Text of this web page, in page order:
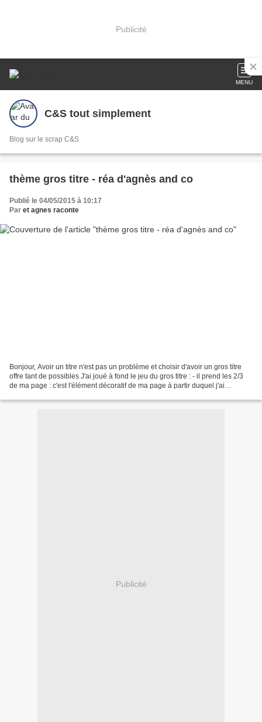
Publicité
MENU
C&S tout simplement
Blog sur le scrap C&S
thème gros titre - réa d'agnès and co
Publié le 04/05/2015 à 10:17
Par et agnes raconte
Bonjour, Avoir un titre n'est pas un problème et choisir d'avoir un gros titre
offre tant de possibles J'ai joué à fond le jeu du gros titre : - il prend les 2/3
de ma page : c'est l'élément décoratif de ma page à partir duquel j'ai
Publicité